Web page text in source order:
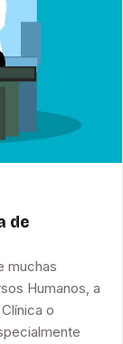
de
muchas
Humanos, a
o